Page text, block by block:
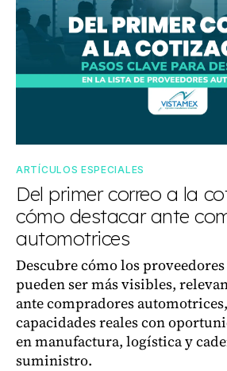
ARTÍCULOS ESPECIALES
Del primer correo a la
cómo destacar ante
automotrices
Descubre cómo los
pueden ser más visibles,
ante compradores
capacidades reales con
en manufactura, logística y
suministro.